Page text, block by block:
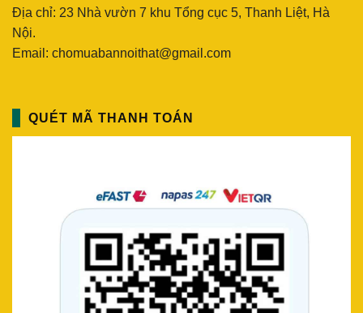
Địa chỉ: 23 Nhà vườn 7 khu Tổng cục 5, Thanh Liệt, Hà
Nội.
Email: chomuabannoithat@gmail.com
QUÉT MÃ THANH TOÁN